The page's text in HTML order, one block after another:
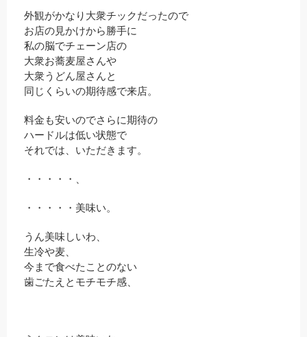
外観がかなり大衆チックだったので
お店の見かけから勝手に
私の脳でチェーン店の
大衆お蕎麦屋さんや
大衆うどん屋さんと
同じくらいの期待感で来店。
料金も安いのでさらに期待の
ハードルは低い状態で
それでは、いただきます。
・・・・・、
・・・・・美味い。
うん美味しいわ、
生冷や麦、
今まで食べたことのない
歯ごたえとモチモチ感、